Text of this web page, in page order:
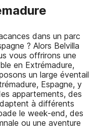
dans un parc
? Alors Belvilla
vous offrirons une
en Extrémadure,
un large éventail
Espagne, y
appartements, des
à différents
le week-end, des
ou une aventure